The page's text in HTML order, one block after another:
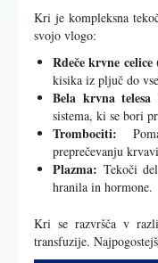
Kri je kompleksna
svojo vlogo:
Rdeče krvne
kisika iz pljuč do
Bela krvna telesa
sistema, ki se bori
Trombociti:
preprečevanju
Plazma: Tekoči
hranila in hormone.
Kri se razvršča v
transfuzije.